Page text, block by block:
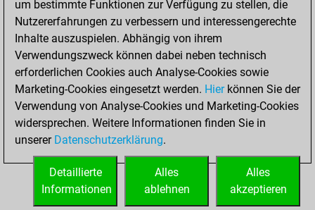
Bauer setzt Matt
0
Erstickte Matts
Unterverwandlungen
Türme auf der siebten
0
STARTSEITE
um bestimmte Funktionen zur Verfügung zu stellen, die
Nutzererfahrungen zu verbessern und interessengerechte
Inhalte auszuspielen. Abhängig von ihrem
Verwendungszweck können dabei neben technisch
erforderlichen Cookies auch Analyse-Cookies sowie
Marketing-Cookies eingesetzt werden. Hierkönnen Sie der
Verwendung von Analyse-Cookies und Marketing-Cookies
widersprechen. Weitere Informationen finden Sie in
unserer Datenschutzerklärung.
Alles
akzeptieren
Alles
ablehnen
Detaillierte
Informationen